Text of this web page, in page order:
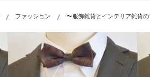
ファッション 〜服飾雑貨とインテリア雑貨